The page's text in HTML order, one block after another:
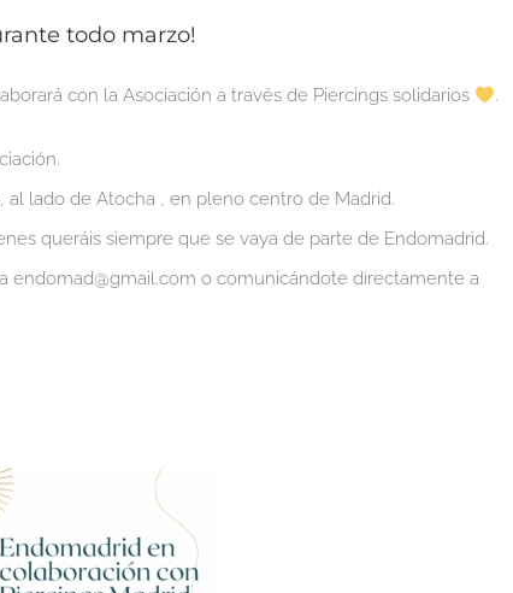
todo marzo!
con la Asociación a través de Piercings solidarios .
lado de Atocha , en pleno centro de Madrid.
queráis siempre que se vaya de parte de Endomadrid.
endomad@gmail.com o comunicándote directamente a